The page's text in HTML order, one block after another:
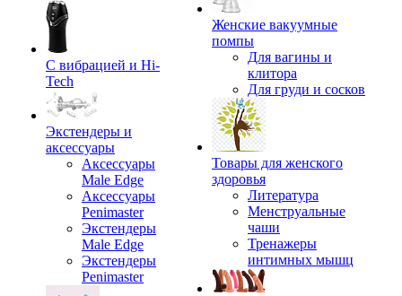
С вибрацией и Hi-
Tech
Экстендеры и
аксессуары
Аксессуары
Male Edge
Аксессуары
Penimaster
Экстендеры
Male Edge
Экстендеры
Penimaster
Женские вакуумные
помпы
Для вагины и
клитора
Для груди и сосков
Товары для женского
здоровья
Литература
Менструальные
чаши
Тренажеры
интимных мышц